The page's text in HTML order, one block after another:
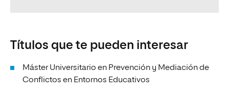
Títulos que te pueden interesar
Máster Universitario en Prevención y Mediación de
Conflictos en Entornos Educativos